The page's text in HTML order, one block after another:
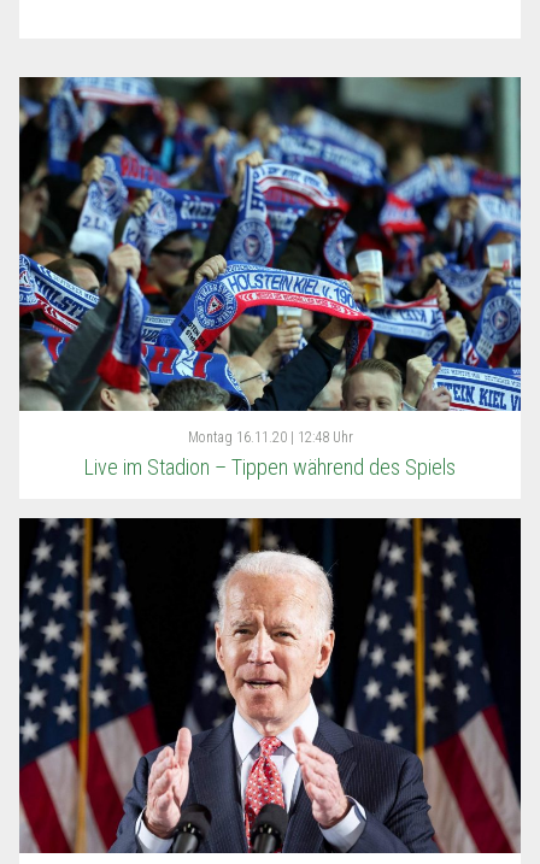
Montag 16.11.20 | 12:48 Uhr
Live im Stadion – Tippen während des Spiels